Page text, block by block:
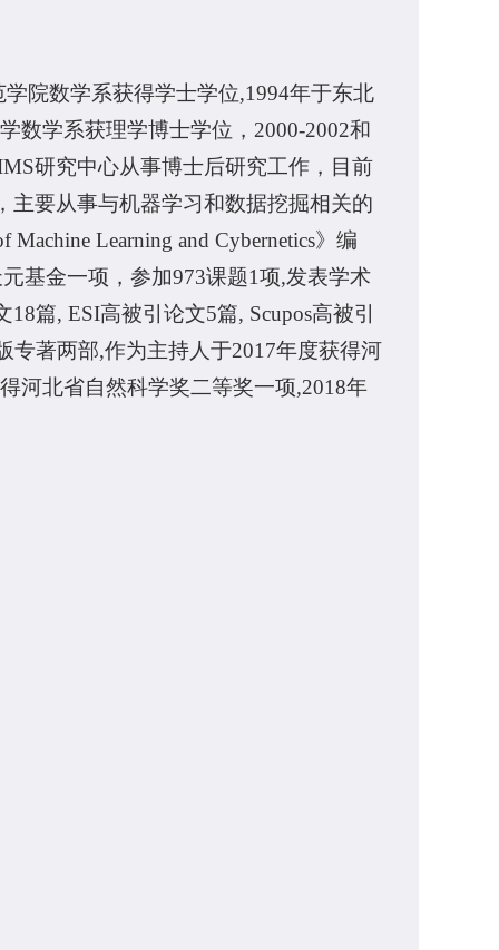
院数学系获得学士学位,1994年于东北
数学系获理学博士学位，2000-2002和
研究中心从事博士后研究工作，目前
主要从事与机器学习和数据挖掘相关的
Learning and Cybernetics》编
基金一项，参加973课题1项,发表学术
篇, ESI高被引论文5篇, Scupos高被引
专著两部,作为主持人于2017年度获得河
河北省自然科学奖二等奖一项,2018年